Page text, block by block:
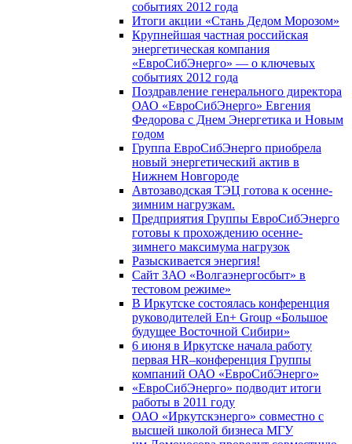
событиях 2012 года
Итоги акции «Стань Дедом Морозом»
Крупнейшая частная российская
энергетическая компания
«ЕвроСибЭнерго» — о ключевых
событиях 2012 года
Поздравление генерального директора
ОАО «ЕвроСибЭнерго» Евгения
Федорова с Днем Энергетика и Новым
годом
Группа ЕвроСибЭнерго приобрела
новый энергетический актив в
Нижнем Новгороде
Автозаводская ТЭЦ готова к осенне-
зимним нагрузкам.
Предприятия Группы ЕвроСибЭнерго
готовы к прохождению осенне-
зимнего максимума нагрузок
Разыскивается энергия!
Сайт ЗАО «Волгаэнергосбыт» в
тестовом режиме»
В Иркутске состоялась конференция
руководителей En+ Group «Большое
будущее Восточной Сибири»
6 июня в Иркутске начала работу
первая HR–конференция Группы
компаний ОАО «ЕвроСибЭнерго»
«ЕвроСибЭнерго» подводит итоги
работы в 2011 году
ОАО «Иркутскэнерго» совместно с
высшей школой бизнеса МГУ